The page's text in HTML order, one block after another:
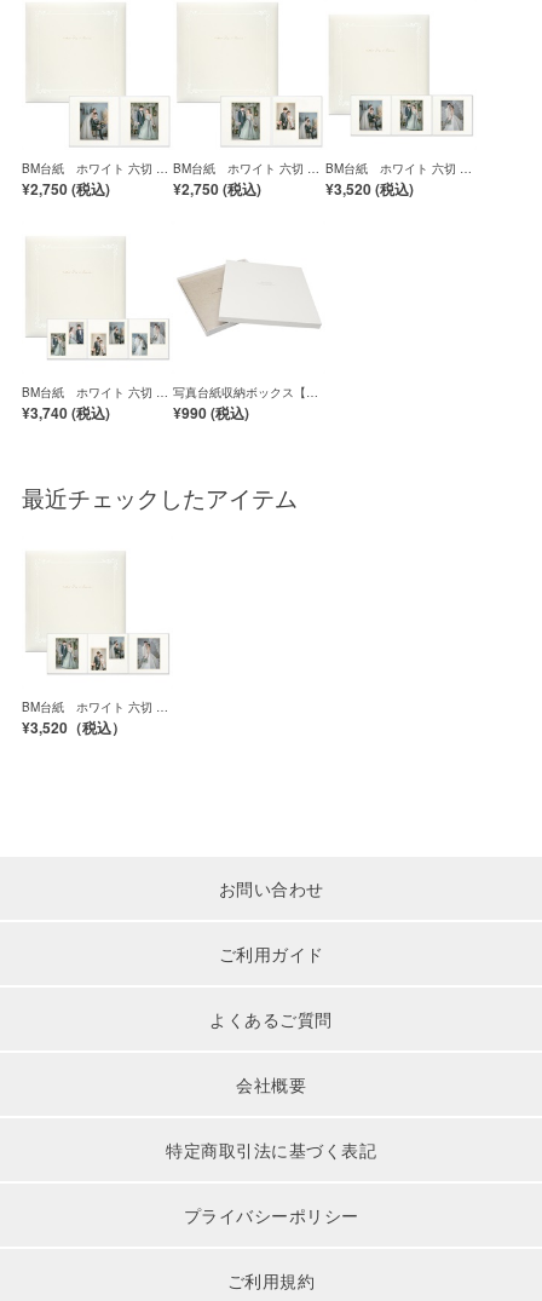
BM台紙 ホワイト 六切 2
面（角×角）
¥2,750 (税込)
BM台紙 ホワイト 六切 2
面（角×2L2）
¥2,750 (税込)
BM台紙 ホワイト 六切 3
面（角×角×角）
¥3,520 (税込)
BM台紙 ホワイト 六切 3
面（2L2×2L2×2L2）
¥3,740 (税込)
写真台紙収納ボックス【六
切対応】／白
¥990 (税込)
最近チェックしたアイテム
BM台紙 ホワイト 六切 3
面（角×2L2×角）
¥3,520（税込）
お問い合わせ
ご利用ガイド
よくあるご質問
会社概要
特定商取引法に基づく表記
プライバシーポリシー
ご利用規約